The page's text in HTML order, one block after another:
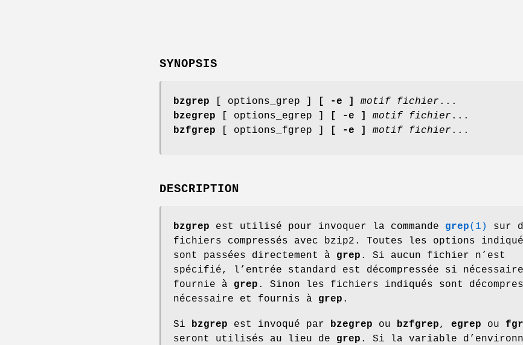
SYNOPSIS
bzgrep [ options_grep ] [ -e ] motif fichier ...
bzegrep [ options_egrep ] [ -e ] motif fichier ...
bzfgrep [ options_fgrep ] [ -e ] motif fichier ...
DESCRIPTION
bzgrep est utilisé pour invoquer la commande grep(1)
sur
fichiers compressés avec bzip2. Toutes les options
sont passées directement à grep . Si aucun fichier n’est
spécifié, l’entrée standard est décompressée si
fournie à grep . Sinon les fichiers indiqués sont
nécessaire et fournis à grep .
Si bzgrep est invoqué par bzegrep ou bzfgrep, egrep ou
seront utilisés au lieu de grep . Si la variable